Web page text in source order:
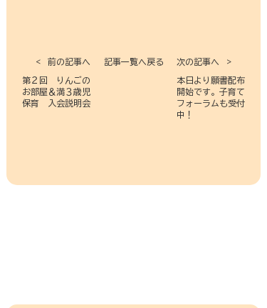
前の記事へ
第２回 りんごの
お部屋＆満３歳児
保育 入会説明会
記事一覧へ戻る
次の記事へ
本日より願書配布
開始です。子育て
フォーラムも受付
中！